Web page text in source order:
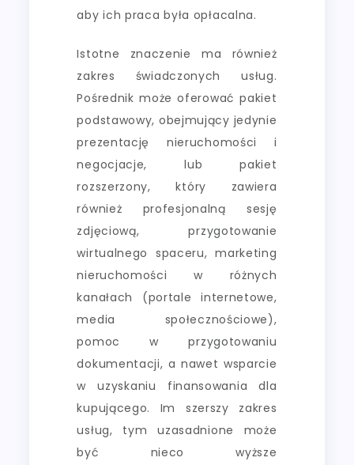
aby ich praca była opłacalna.
Istotne znaczenie ma również
zakres świadczonych usług.
Pośrednik może oferować pakiet
podstawowy, obejmujący jedynie
prezentację nieruchomości i
negocjacje, lub pakiet
rozszerzony, który zawiera
również profesjonalną sesję
zdjęciową, przygotowanie
wirtualnego spaceru, marketing
nieruchomości w różnych
kanałach (portale internetowe,
media społecznościowe),
pomoc w przygotowaniu
dokumentacji, a nawet wsparcie
w uzyskaniu finansowania dla
kupującego. Im szerszy zakres
usług, tym uzasadnione może
być nieco wyższe